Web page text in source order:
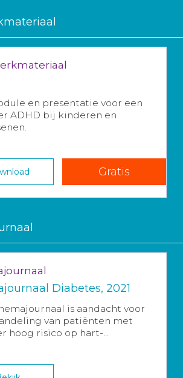
en presentatie voor een
ADHD bij kinderen en
Gratis
Diabetes, 2021
is aandacht voor
van patiënten met
hoog risico op hart-...